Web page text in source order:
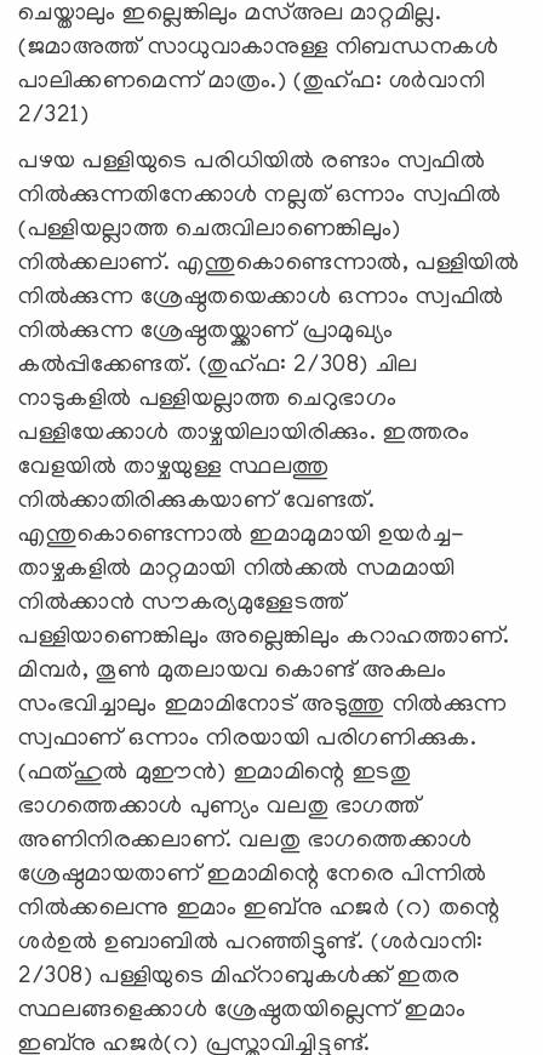
ചെയ്താലും ഇല്ലെങ്കിലും മസ്അല മാറ്റമില്ല.
(ജമാഅത്ത് സാധുവാകാനുള്ള നിബന്ധനകള്‍
പാലിക്കണമെന്ന് മാത്രം.) (തുഹ്ഫ: ശര്‍വാനി
2/321)
പഴയ പള്ളിയുടെ പരിധിയില്‍ രണ്ടാം സ്വഫില്‍
നില്‍ക്കുന്നതിനേക്കാള്‍ നല്ലത് ഒന്നാം സ്വഫില്‍
(പള്ളിയല്ലാത്ത ചെരുവിലാണെങ്കിലും)
നില്‍ക്കലാണ്. എന്തുകൊണ്ടെന്നാല്‍, പള്ളിയില്‍
നില്‍ക്കുന്ന ശ്രേഷ്ഠതയെക്കാള്‍ ഒന്നാം സ്വഫില്‍
നില്‍ക്കുന്ന ശ്രേഷ്ഠതയ്ക്കാണ് പ്രാമുഖ്യം
കല്‍പ്പിക്കേണ്ടത്. (തുഹ്ഫ: 2/308) ചില
നാടുകളില്‍ പള്ളിയല്ലാത്ത ചെറുഭാഗം
പള്ളിയേക്കാള്‍ താഴ്ചയിലായിരിക്കും. ഇത്തരം
വേളയില്‍ താഴ്ചയുള്ള സ്ഥലത്തു
നില്‍ക്കാതിരിക്കുകയാണ് വേണ്ടത്.
എന്തുകൊണ്ടെന്നാല്‍ ഇമാമുമായി ഉയര്‍ച്ച-
താഴ്ചകളില്‍ മാറ്റമായി നില്‍ക്കല്‍ സമമായി
നില്‍ക്കാന്‍ സൗകര്യമുള്ളേടത്ത്
പള്ളിയാണെങ്കിലും അല്ലെങ്കിലും കറാഹത്താണ്.
മിമ്പര്‍, തൂണ്‍ മുതലായവ കൊണ്ട് അകലം
സംഭവിച്ചാലും ഇമാമിനോട് അടുത്തു നില്‍ക്കുന്ന
സ്വഫാണ് ഒന്നാം നിരയായി പരിഗണിക്കുക.
(ഫത്ഹുല്‍ മുഈന്‍) ഇമാമിന്റെ ഇടതു
ഭാഗത്തെക്കാള്‍ പുണ്യം വലതു ഭാഗത്ത്
അണിനിരക്കലാണ്. വലതു ഭാഗത്തെക്കാള്‍
ശ്രേഷ്ഠമായതാണ് ഇമാമിന്റെ നേരെ പിന്നില്‍
നില്‍ക്കലെന്നു ഇമാം ഇബ്‌നു ഹജര്‍ (റ) തന്റെ
ശര്‍ഉല്‍ ഉബാബില്‍ പറഞ്ഞിട്ടുണ്ട്. (ശര്‍വാനി:
2/308) പള്ളിയുടെ മിഹ്‌റാബുകള്‍ക്ക് ഇതര
സ്ഥലങ്ങളെക്കാള്‍ ശ്രേഷ്ഠതയില്ലെന്ന് ഇമാം
ഇബ്‌നു ഹജര്‍(റ) പ്രസ്താവിച്ചിട്ടുണ്ട്.